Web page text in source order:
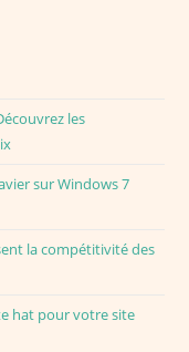
les
sur Windows 7
la compétitivité des
hat pour votre site